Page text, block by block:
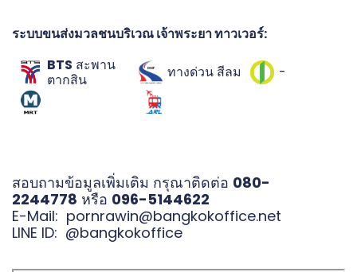
ระบบขนส่งมวลชนบริเวณ เจ้าพระยา ทาวเวอร์:
BTS สะพาน
ตากสิน
ทางด่วน สีลม -
สอบถามข้อมูลเพิ่มเติม กรุณาติดต่อ 080-
2244778 หรือ 096-5144622
E-Mail: pornrawin@bangkokoffice.net
LINE ID: @bangkokoffice